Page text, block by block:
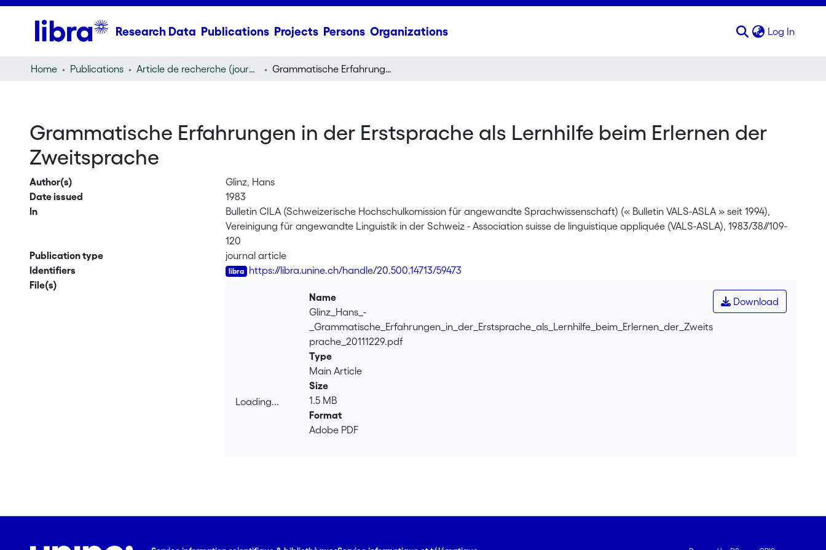
Research Data Publications Projects Persons Organizations Log In
Home Publications Article de recherche (journal article) Grammatische Erfahrungen in der Erstsprache als Lernhilfe beim Erlernen der Zweitsprache
Grammatische Erfahrungen in der Erstsprache als Lernhilfe beim Erlernen der
Zweitsprache
Author(s)
Glinz, Hans
Date issued
1983
In
Bulletin CILA (Schweizerische Hochschulkomission für angewandte Sprachwissenschaft) (« Bulletin VALS-ASLA » seit 1994),
Vereinigung für angewandte Linguistik in der Schweiz - Association suisse de linguistique appliquée (VALS-ASLA), 1983/38//109-
120
Publication type
journal article
Identifiers
https://libra.unine.ch/handle/20.500.14713/59473
File(s)
Loading...
Download
Name
Glinz_Hans_-
_Grammatische_Erfahrungen_in_der_Erstsprache_als_Lernhilfe_beim_Erlernen_der_Zweits
prache_20111229.pdf
Type
Main Article
Size
1.5 MB
Format
Adobe PDF